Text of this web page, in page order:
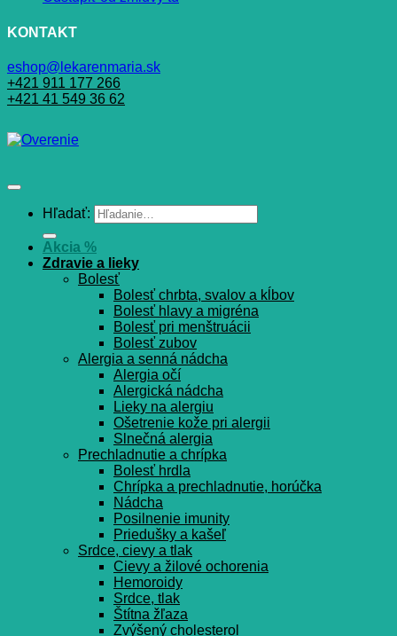
KONTAKT
eshop@lekarenmaria.sk
+421 911 177 266
+421 41 549 36 62
Hľadať:
Akcia %
Zdravie a lieky
Bolesť
Bolesť chrbta, svalov a kĺbov
Bolesť hlavy a migréna
Bolesť pri menštruácii
Bolesť zubov
Alergia a senná nádcha
Alergia očí
Alergická nádcha
Lieky na alergiu
Ošetrenie kože pri alergii
Slnečná alergia
Prechladnutie a chrípka
Bolesť hrdla
Chrípka a prechladnutie, horúčka
Nádcha
Posilnenie imunity
Priedušky a kašeľ
Srdce, cievy a tlak
Cievy a žilové ochorenia
Hemoroidy
Srdce, tlak
Štítna žľaza
Zvýšený cholesterol